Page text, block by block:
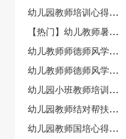
幼儿园教师培训心得体会锦集[15篇]
【热门】幼儿教师暑期培训心得体会15篇
幼儿教师师德师风学习心得[通用]
幼儿教师师德师风学习心得体会15篇[合集]
幼儿园小班教师培训心得体会
幼儿园教师结对帮扶心得体会
幼儿园教师国培心得体会15篇[实用]